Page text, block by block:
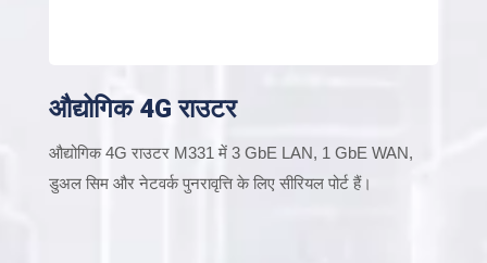
औद्योगिक 4G राउटर
औद्योगिक 4G राउटर M331 में 3 GbE LAN, 1 GbE WAN,
डुअल सिम और नेटवर्क पुनरावृत्ति के लिए सीरियल पोर्ट हैं।